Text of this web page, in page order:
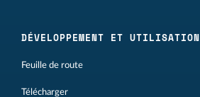
DÉVELOPPEMENT ET UTILISATION
Feuille de route
Télécharger